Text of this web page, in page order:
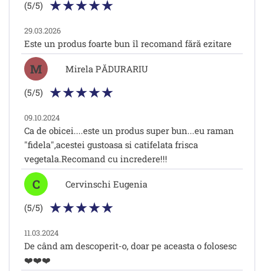
(5/5)
29.03.2026
Este un produs foarte bun îl recomand fără ezitare
M
Mirela PĂDURARIU
(5/5)
09.10.2024
Ca de obicei....este un produs super bun...eu raman
"fidela",acestei gustoasa si catifelata frisca
vegetala.Recomand cu incredere!!!
C
Cervinschi Eugenia
(5/5)
11.03.2024
De când am descoperit-o, doar pe aceasta o folosesc
❤️❤️❤️